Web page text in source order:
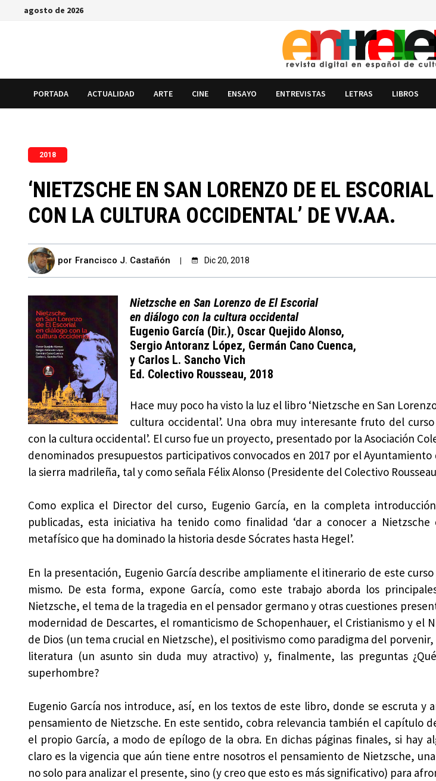
Saltaragosto de 2026
PORTADA ACTUALIDAD ARTE CINE ENSAYO ENTREVISTAS LETRAS LIBROS
2018
‘NIETZSCHE EN SAN LORENZO DE EL
CON LA CULTURA OCCIDENTAL’ DE VV.AA.
por Francisco J. Castañón Dic 20, 2018
Nietzsche en San Lorenzo de El Escorial
en diálogo con la cultura occidental
Eugenio García (Dir.), Oscar Quejido Alonso,
Sergio Antoranz López, Germán Cano Cuenca,
y Carlos L. Sancho Vich
Ed. Colectivo Rousseau, 2018
Hace muy poco ha visto la luz el libro ‘Nietzsche en San
cultura occidental’. Una obra muy interesante fruto del
con la cultura occidental’. El curso fue un proyecto, presentado por la Asociación
denominados presupuestos participativos convocados en 2017 por el
la sierra madrileña, tal y como señala Félix Alonso (Presidente del Colectivo
Como explica el Director del curso, Eugenio García, en la completa
publicadas, esta iniciativa ha tenido como finalidad ‘dar a conocer a
metafísico que ha dominado la historia desde Sócrates hasta Hegel’.
En la presentación, Eugenio García describe ampliamente el itinerario de este
mismo. De esta forma, expone García, como este trabajo aborda los
Nietzsche, el tema de la tragedia en el pensador germano y otras cuestiones
modernidad de Descartes, el romanticismo de Schopenhauer, el Cristianismo y el
de Dios (un tema crucial en Nietzsche), el positivismo como paradigma del
literatura (un asunto sin duda muy atractivo) y, finalmente, las preguntas
superhombre?
Eugenio García nos introduce, así, en los textos de este libro, donde se escruta y
pensamiento de Nietzsche. En este sentido, cobra relevancia también el capítulo
el propio García, a modo de epílogo de la obra. En dichas páginas finales, si hay
claro es la vigencia que aún tiene entre nosotros el pensamiento de Nietzsche,
no solo para analizar el presente, sino (y creo que esto es más significativo) para